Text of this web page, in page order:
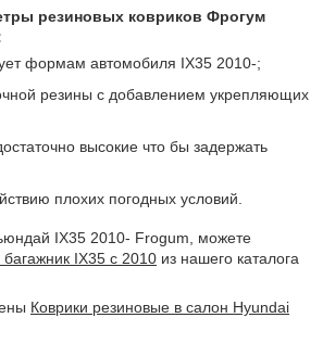
резиновых ковриков Фрогум
формам автомобиля IX35 2010-;
резины с добавлением укрепляющих
высокие что бы задержать
плохих погодных условий.
IX35 2010- Frogum, можете
багажник IX35 с 2010 из нашего каталога
Коврики резиновые в салон Hyundai